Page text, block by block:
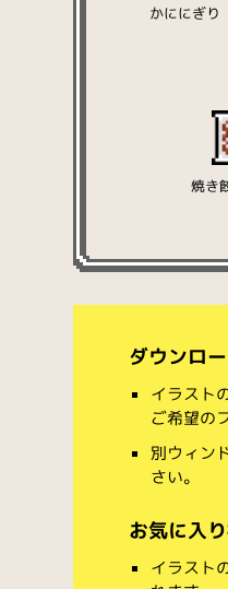
かににぎり
焼き
ダウンロ
イラスト
ご希望の
別ウィン
さい。
お気に入
イラスト